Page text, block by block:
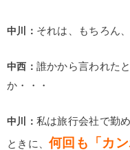
中川： それは、もちろん
中西： 誰かから言われた
か・・・
中川： 私は旅行会社で勤
ときに、何回も「カ